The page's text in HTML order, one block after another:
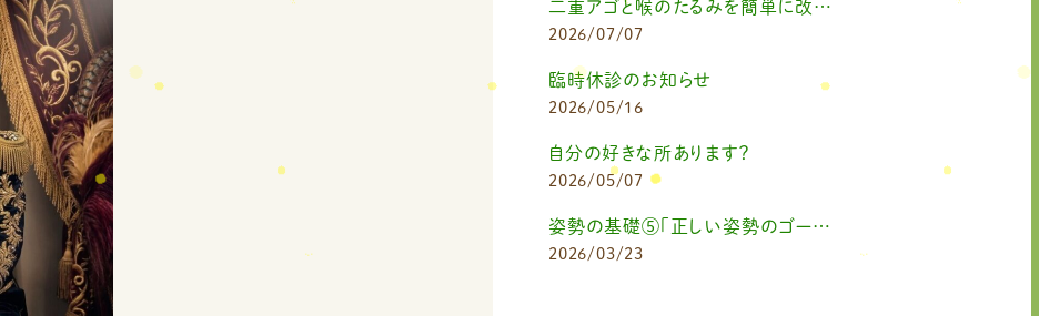
二重アゴと喉のたるみを簡単に改善したいなら
2026/07/07
臨時休診のお知らせ
2026/05/16
自分の好きな所あります？
2026/05/07
姿勢の基礎⑤「正しい姿勢のゴールを知る（正しい姿勢とは？）」
2026/03/23